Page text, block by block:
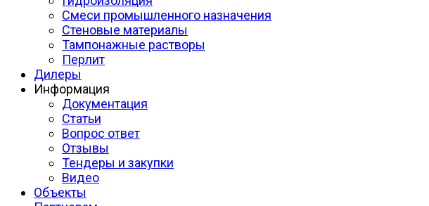
Смеси промышленного назначения
Стеновые материалы
Тампонажные растворы
Перлит
Дилеры
Информация
Документация
Статьи
Вопрос ответ
Отзывы
Тендеры и закупки
Видео
Объекты